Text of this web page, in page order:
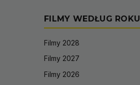
FILMY WEDŁUG ROKU
Filmy 2028
Filmy 2027
Filmy 2026